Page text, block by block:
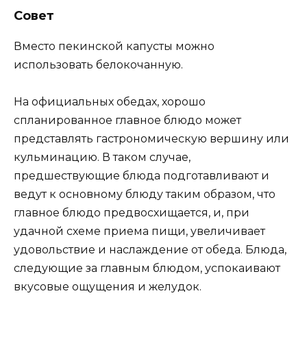
Совет
Вместо пекинской капусты можно
использовать белокочанную.
На официальных обедах, хорошо
спланированное главное блюдо может
представлять гастрономическую вершину или
кульминацию. В таком случае,
предшествующие блюда подготавливают и
ведут к основному блюду таким образом, что
главное блюдо предвосхищается, и, при
удачной схеме приема пищи, увеличивает
удовольствие и наслаждение от обеда. Блюда,
следующие за главным блюдом, успокаивают
вкусовые ощущения и желудок.